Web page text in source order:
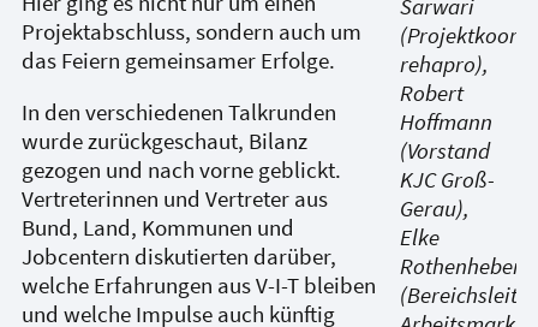
Sarwari
rehapro),
Robert
Hoffmann
(Vorstand
KJC Groß-
Gerau),
Elke
Rothenheber
Projektabschluss, sondern auch um
das Feiern gemeinsamer Erfolge.
In den verschiedenen Talkrunden
wurde zurückgeschaut, Bilanz
gezogen und nach vorne geblickt.
Vertreterinnen und Vertreter aus
Bund, Land, Kommunen und
Jobcentern diskutierten darüber,
welche Erfahrungen aus V-I-T bleiben
und welche Impulse auch künftig